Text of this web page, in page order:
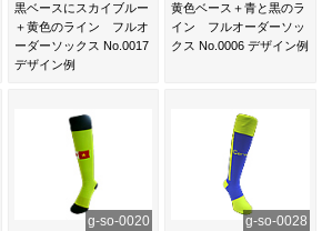
黒ベースにスカイブルー
＋黄色のライン フルオ
ーダーソックス No.0017
デザイン例
黄色ベース＋青と黒のラ
イン フルオーダーソッ
クス No.0006 デザイン例
g-so-0020 g-so-0028